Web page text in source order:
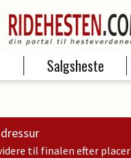
Salgsheste
kvalifikationen som nr. 6,